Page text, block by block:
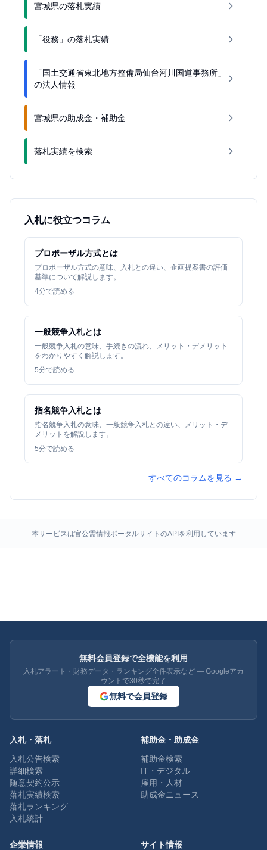
宮城県の落札実績
「役務」の落札実績
「国土交通省東北地方整備局仙台河川国道事務所」
の法人情報
宮城県の助成金・補助金
落札実績を検索
入札に役立つコラム
プロポーザル方式とは
プロポーザル方式の意味、入札との違い、企画提案書の評価
基準について解説します。
4分で読める
一般競争入札とは
一般競争入札の意味、手続きの流れ、メリット・デメリット
をわかりやすく解説します。
5分で読める
指名競争入札とは
指名競争入札の意味、一般競争入札との違い、メリット・デ
メリットを解説します。
5分で読める
すべてのコラムを見る →
本サービスは官公需情報ポータルサイト のAPIを利用しています
無料会員登録で全機能を利用
入札アラート・財務データ・ランキング全件表示など — Googleアカ
ウントで30秒で完了
無料で会員登録
入札・落札
入札公告検索
詳細検索
随意契約公示
落札実績検索
落札ランキング
入札統計
補助金・助成金
補助金検索
IT・デジタル
雇用・人材
助成金ニュース
企業情報 サイト情報